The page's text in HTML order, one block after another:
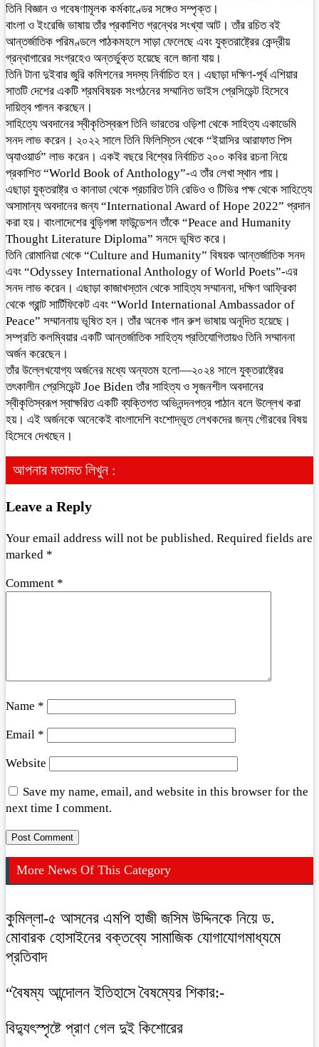
তিনি বিজ্ঞান ও গবেষণামূলক কর্মকাণ্ডের সঙ্গেও সম্পৃক্ত।
বাংলা ও ইংরেজি ভাষায় তাঁর প্রকাশিত গ্রন্থের সংখ্যা আট। তাঁর রচিত বই
আন্তর্জাতিক পরিমণ্ডলে পাঠকমহলে সাড়া ফেলেছে এবং যুক্তরাষ্ট্রের কেন্দ্রীয়
গ্রন্থাগারের সংগ্রহেও অন্তর্ভুক্ত হয়েছে বলে জানা যায়।
তিনি টানা দুইবার জুরি কমিশনের সদস্য নির্বাচিত হন। এছাড়া দক্ষিণ-পূর্ব এশিয়ার
সাতটি দেশের একটি শ্রমবিষয়ক সংগঠনের সম্মানিত ভাইস প্রেসিডেন্ট হিসেবে
দায়িত্ব পালন করছেন।
সাহিত্যে অবদানের স্বীকৃতিস্বরূপ তিনি ভারতের ওড়িশা থেকে সাহিত্য একাডেমি
সনদ লাভ করেন। ২০২২ সালে তিনি ফিলিস্তিন থেকে “ইয়াসির আরাফাত পিস
অ্যাওয়ার্ড” লাভ করেন। একই বছরে বিশ্বের নির্বাচিত ২০০ কবির রচনা নিয়ে
প্রকাশিত “World Book of Anthology”-এ তাঁর লেখা স্থান পায়।
এছাড়া যুক্তরাষ্ট্র ও কানাডা থেকে প্রচারিত টনি রেডিও ও টিভির পক্ষ থেকে সাহিত্যে
অসামান্য অবদানের জন্য “International Award of Hope 2022” প্রদান
করা হয়। বাংলাদেশের বুড়িগঙ্গা ফাউন্ডেশন তাঁকে “Peace and Humanity
Thought Literature Diploma” সনদে ভূষিত করে।
তিনি রোমানিয়া থেকে “Culture and Humanity” বিষয়ক আন্তর্জাতিক সনদ
এবং “Odyssey International Anthology of World Poets”-এর
সনদ লাভ করেন। এছাড়া কাজাখস্তান থেকে সাহিত্য সম্মাননা, দক্ষিণ আফ্রিকা
থেকে গ্রান্ট সার্টিফিকেট এবং “World International Ambassador of
Peace” সম্মাননায় ভূষিত হন। তাঁর অনেক গান রুশ ভাষায় অনূদিত হয়েছে।
সম্প্রতি কলম্বিয়ার একটি আন্তর্জাতিক সাহিত্য প্রতিযোগিতায়ও তিনি সম্মাননা
অর্জন করেছেন।
তাঁর উল্লেখযোগ্য অর্জনের মধ্যে অন্যতম হলো—২০২৪ সালে যুক্তরাষ্ট্রের
তৎকালীন প্রেসিডেন্ট Joe Biden তাঁর সাহিত্য ও সৃজনশীল অবদানের
স্বীকৃতিস্বরূপ স্বাক্ষরিত একটি ব্যক্তিগত অভিনন্দনপত্র পাঠান বলে উল্লেখ করা
হয়। এই অর্জনকে অনেকেই বাংলাদেশি বংশোদ্ভূত লেখকদের জন্য গৌরবের বিষয়
হিসেবে দেখছেন।
আপনার মতামত লিখুন :
Leave a Reply
Your email address will not be published. Required fields are
marked *
Comment *
Name *
Email *
Website
Save my name, email, and website in this browser for the
next time I comment.
More News Of This Category
কুমিল্লা-৫ আসনের এমপি হাজী জসিম উদ্দিনকে নিয়ে ড.
মোবারক হোসাইনের বক্তব্যে সামাজিক যোগাযোগমাধ্যমে
প্রতিবাদ
“বৈষম্য আন্দোলন ইতিহাসে বৈষম্যের শিকার:-
বিদ্যুৎস্পৃষ্টে প্রাণ গেল দুই কিশোরের